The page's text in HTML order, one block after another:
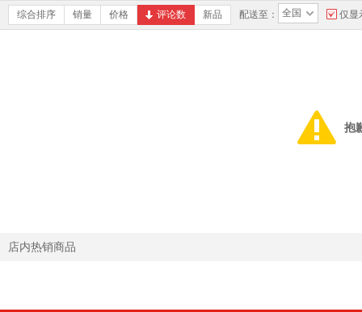
综合排序 销量 价格 评论数 新品 配送至： 全国 仅显
抱
店内热销商品